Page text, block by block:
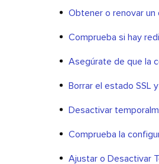
Obtener o renovar un
Comprueba si hay
Asegúrate de que la
Borrar el estado SSL
Desactivar
Comprueba la
Ajustar o Desactivar